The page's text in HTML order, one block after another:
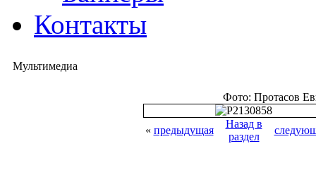
Контакты
Мультимедиа
Фото: Протасов
« предыдущая
Назад в
раздел